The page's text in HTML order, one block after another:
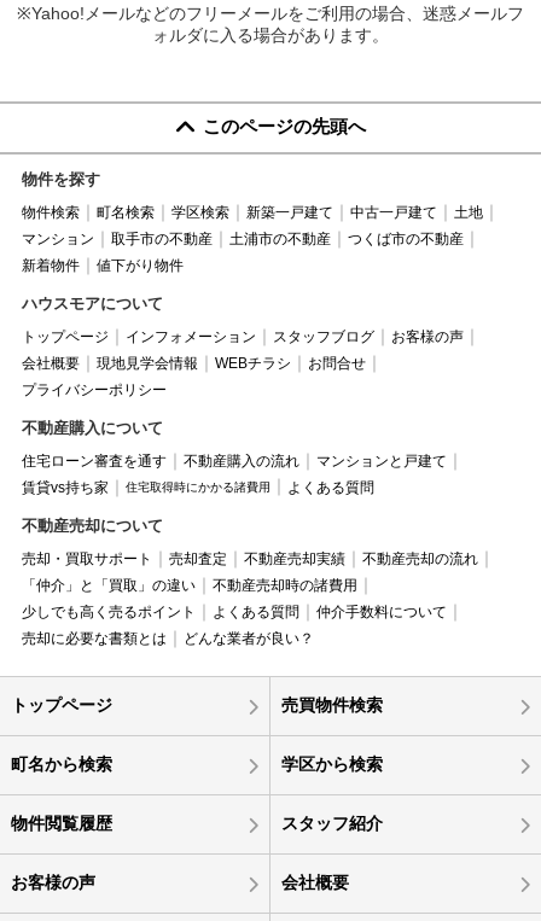
※Yahoo!メールなどのフリーメールをご利用の場合、迷惑メールフ
ォルダに入る場合があります。
このページの先頭へ
物件を探す
物件検索 町名検索 学区検索 新築一戸建て 中古一戸建て
土地
マンション
取手市の不動産 土浦市の不動産
つくば市の不動産
新着物件
値下がり物件
ハウスモアについて
トップページ インフォメーション スタッフブログ
お客様の声
会社概要
現地見学会情報 WEBチラシ
お問合せ
プライバシーポリシー
不動産購入について
住宅ローン審査を通す 不動産購入の流れ
マンションと戸建て
賃貸vs持ち家
住宅取得時にかかる諸費用 よくある質問
不動産売却について
売却・買取サポート 売却査定 不動産売却実績
不動産売却の流れ
「仲介」と「買取」の違い
不動産売却時の諸費用
少しでも高く売るポイント
よくある質問
仲介手数料について
売却に必要な書類とは
どんな業者が良い？
トップページ 売買物件検索
町名から検索 学区から検索
物件閲覧履歴 スタッフ紹介
お客様の声 会社概要